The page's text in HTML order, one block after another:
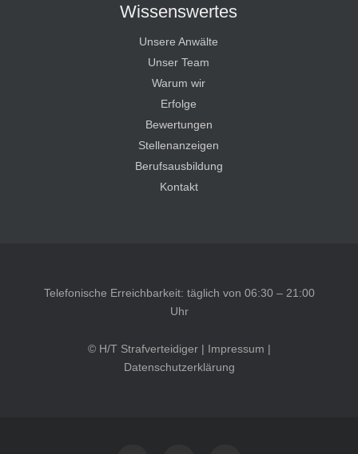
Wissenswertes
Unsere Anwälte
Unser Team
Warum wir
Erfolge
Bewertungen
Stellenanzeigen
Berufsausbildung
Kontakt
Telefonische Erreichbarkeit: täglich von 06:30 – 21:00
Uhr
© H/T Strafverteidiger | Impressum |
Datenschutzerklärung